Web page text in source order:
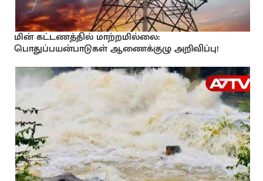
மின் கட்டணத்தில் மாற்றமில்லை:
பொதுப்பயன்பாடுகள் ஆணைக்குழு அறிவிப்பு!